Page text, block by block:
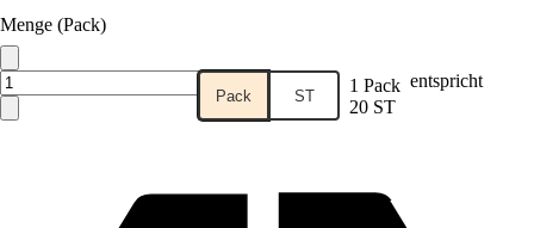
Menge (Pack)
Pack ST 1 Pack entspricht
20 ST